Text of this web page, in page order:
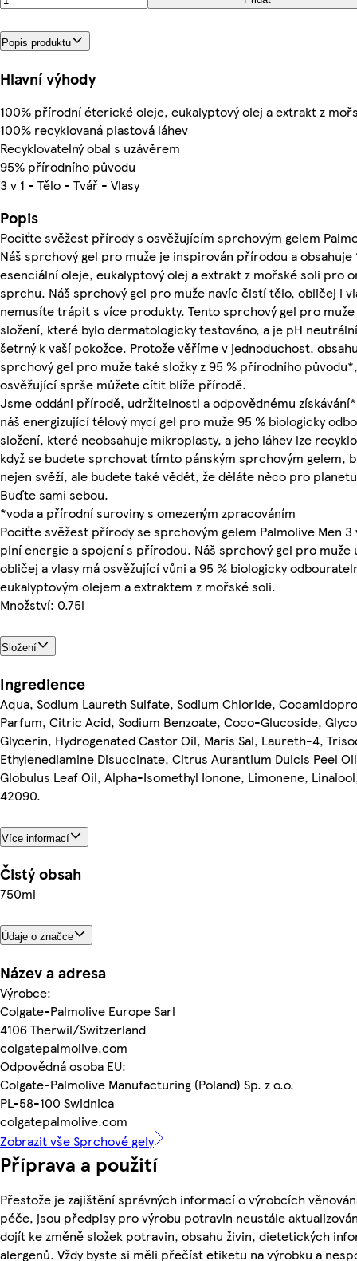
Popis produktu
Hlavní výhody
100% přírodní éterické oleje, eukalyptový olej a extrakt z
100% recyklovaná plastová láhev
Recyklovatelný obal s uzávěrem
95% přírodního původu
3 v 1 - Tělo - Tvář - Vlasy
Popis
Pociťte svěžest přírody s osvěžujícím sprchovým gelem
Náš sprchový gel pro muže je inspirován přírodou a
esenciální oleje, eukalyptový olej a extrakt z mořské soli pro
sprchu. Náš sprchový gel pro muže navíc čistí tělo, obličej i
nemusíte trápit s více produkty. Tento sprchový gel pro
složení, které bylo dermatologicky testováno, a je pH
šetrný k vaší pokožce. Protože věříme v jednoduchost,
sprchový gel pro muže také složky z 95 % přírodního
osvěžující sprše můžete cítit blíže přírodě.
Jsme oddáni přírodě, udržitelnosti a odpovědnému
náš energizující tělový mycí gel pro muže 95 % biologicky
složení, které neobsahuje mikroplasty, a jeho láhev lze
když se budete sprchovat tímto pánským sprchovým gelem,
nejen svěží, ale budete také vědět, že děláte něco pro
Buďte sami sebou.
*voda a přírodní suroviny s omezeným zpracováním
Pociťte svěžest přírody se sprchovým gelem Palmolive Men 3
plní energie a spojení s přírodou. Náš sprchový gel pro muže
obličej a vlasy má osvěžující vůni a 95 % biologicky
eukalyptovým olejem a extraktem z mořské soli.
Množství: 0.75l
Složení
Ingredience
Aqua, Sodium Laureth Sulfate, Sodium Chloride,
Parfum, Citric Acid, Sodium Benzoate, Coco-Glucoside,
Glycerin, Hydrogenated Castor Oil, Maris Sal, Laureth-4,
Ethylenediamine Disuccinate, Citrus Aurantium Dulcis Peel
Globulus Leaf Oil, Alpha-Isomethyl Ionone, Limonene,
42090.
Více informací
Čistý obsah
750ml
Údaje o značce
Název a adresa
Výrobce:
Colgate-Palmolive Europe Sarl
4106 Therwil/Switzerland
colgatepalmolive.com
Odpovědná osoba EU:
Colgate-Palmolive Manufacturing (Poland) Sp. z o.o.
PL-58-100 Swidnica
colgatepalmolive.com
Zobrazit vše Sprchové gely
Příprava a použití
Přestože je zajištění správných informací o výrobcích
péče, jsou předpisy pro výrobu potravin neustále
dojít ke změně složek potravin, obsahu živin, dietetických
alergenů. Vždy byste si měli přečíst etiketu na výrobku a